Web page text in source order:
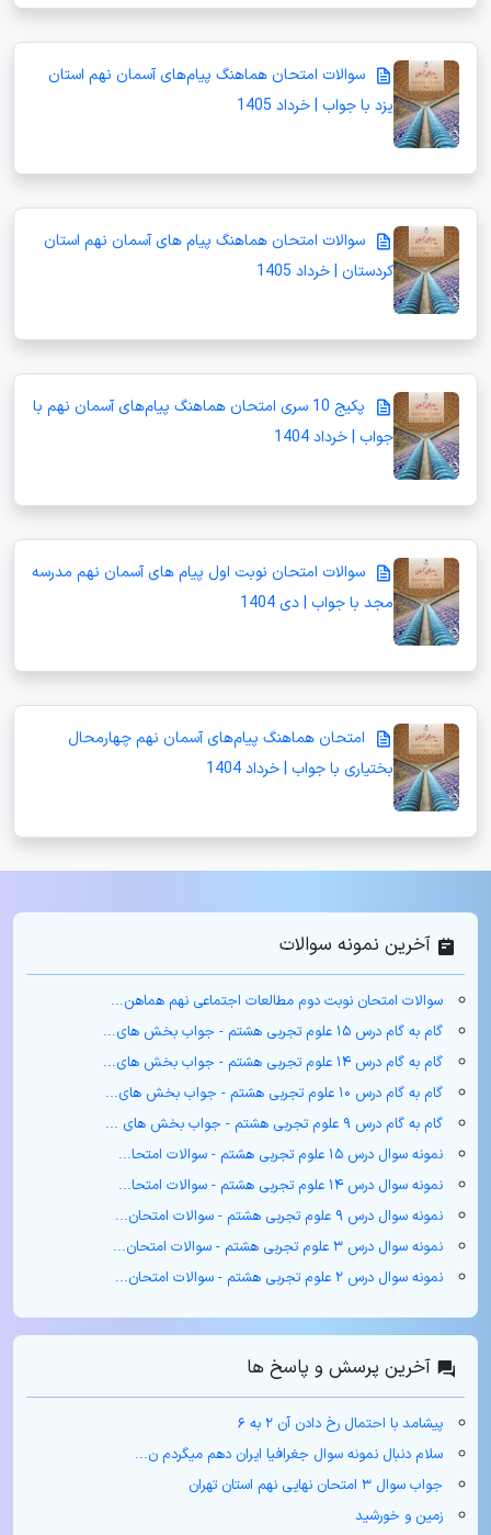
سوالات امتحان هماهنگ پیام‌های آسمان نهم استان
یزد با جواب | خرداد 1405
سوالات امتحان هماهنگ پیام های آسمان نهم استان
کردستان | خرداد 1405
پکیج 10 سری امتحان هماهنگ پیام‌های آسمان نهم با
جواب | خرداد 1404
سوالات امتحان نوبت اول پیام های آسمان نهم مدرسه
مجد با جواب | دی 1404
امتحان هماهنگ پیام‌های آسمان نهم چهارمحال
بختیاری با جواب | خرداد 1404
آخرین نمونه سوالات
سوالات امتحان نوبت دوم مطالعات اجتماعی نهم هماهن...
گام به گام درس ۱۵ علوم تجربی هشتم - جواب بخش های...
گام به گام درس ۱۴ علوم تجربی هشتم - جواب بخش های...
گام به گام درس ۱۰ علوم تجربی هشتم - جواب بخش های...
گام به گام درس ۹ علوم تجربی هشتم - جواب بخش های ...
نمونه سوال درس ۱۵ علوم تجربی هشتم - سوالات امتحا...
نمونه سوال درس ۱۴ علوم تجربی هشتم - سوالات امتحا...
نمونه سوال درس ۹ علوم تجربی هشتم - سوالات امتحان...
نمونه سوال درس ۳ علوم تجربی هشتم - سوالات امتحان...
نمونه سوال درس ۲ علوم تجربی هشتم - سوالات امتحان...
آخرین پرسش و پاسخ ها
پیشامد با احتمال رخ دادن آن ۲ به ۶
سلام دنبال نمونه سوال جغرافیا ایران دهم میگردم ن...
جواب سوال ۳ امتحان نهایی نهم استان تهران
زمین و خورشید